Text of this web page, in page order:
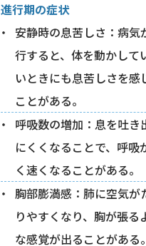
進行期の症状
安静時の息苦しさ：病気
行すると、体を動かして
いときにも息苦しさを感
ことがある。
呼吸数の増加：息を吐き
にくくなることで、呼吸
く速くなることがある。
胸部膨満感：肺に空気が
りやすくなり、胸が張る
な感覚が出ることがある。